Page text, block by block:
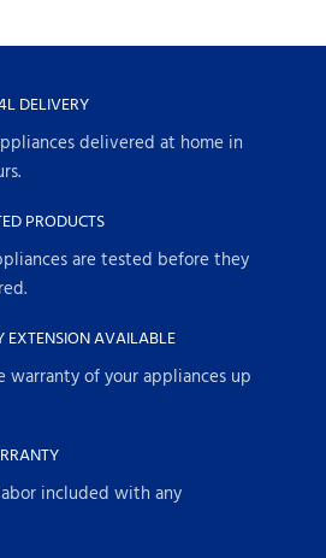
DELIVERY
delivered at home in
PRODUCTS
are tested before they
EXTENSION AVAILABLE
warranty of your appliances up
included with any